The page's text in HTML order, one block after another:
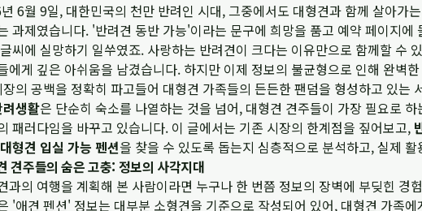
6월 9일, 대한민국의 천만 반려인 시대, 그중에서도 대형견과 함께 살아가
과제였습니다. '반려견 동반 가능'이라는 문구에 희망을 품고 예약 페이지
씨에 실망하기 일쑤였죠. 사랑하는 반려견이 크다는 이유만으로 함께할 수
에게 깊은 아쉬움을 남겼습니다. 하지만 이제 정보의 불균형으로 인해 완벽한
장의 공백을 정확히 파고들어 대형견 가족들의 든든한 팬덤을 형성하고 있는
려생활은 단순히 숙소를 나열하는 것을 넘어, 대형견 견주들이 가장 필요로
패러다임을 바꾸고 있습니다. 이 글에서는 기존 시장의 한계점을 짚어보고,
대형견 입실 가능 펜션을 찾을 수 있도록 돕는지 심층적으로 분석하고, 실제
견주들의 숨은 고충: 정보의 사각지대
과의 여행을 계획해 본 사람이라면 누구나 한 번쯤 정보의 장벽에 부딪힌 경
'애견 펜션' 정보는 대부분 소형견을 기준으로 작성되어 있어, 대형견 가족